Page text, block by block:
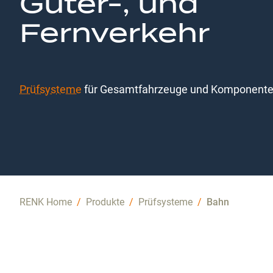
Fernverkehr
Prüfsysteme für Gesamtfahrzeuge und
RENK Home / Produkte / Prüfsysteme / Bahn